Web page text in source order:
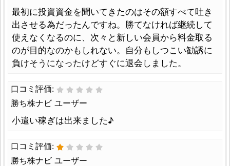
最初に投資資金を聞いてきたのはその額すべて吐き
出させる為だったんですね。勝てなければ継続して
使えなくなるのに、次々と新しい会員から料金取る
のが目的なのかもしれない。自分もしつこい勧誘に
負けそうになったけどすぐに退会しました。
口コミ評価:
勝ち株ナビ ユーザー
小遣い稼ぎは出来ました♪
口コミ評価:
勝ち株ナビ ユーザー